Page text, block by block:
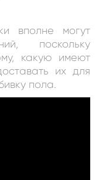
вполне могут
поскольку
какую имеют
их для
пола.